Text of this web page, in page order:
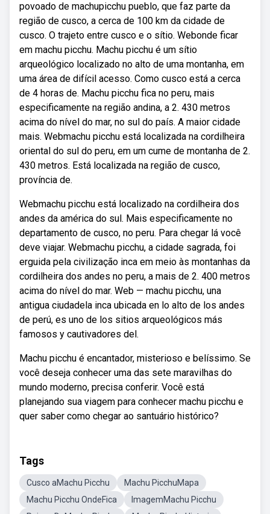
povoado de machupicchu pueblo, que faz parte da
região de cusco, a cerca de 100 km da cidade de
cusco. O trajeto entre cusco e o sítio. Webonde ficar
em machu picchu. Machu picchu é um sítio
arqueológico localizado no alto de uma montanha, em
uma área de difícil acesso. Como cusco está a cerca
de 4 horas de. Machu picchu fica no peru, mais
especificamente na região andina, a 2. 430 metros
acima do nível do mar, no sul do país. A maior cidade
mais. Webmachu picchu está localizada na cordilheira
oriental do sul do peru, em um cume de montanha de 2.
430 metros. Está localizada na região de cusco,
província de.
Webmachu picchu está localizado na cordilheira dos
andes da américa do sul. Mais especificamente no
departamento de cusco, no peru. Para chegar lá você
deve viajar. Webmachu picchu, a cidade sagrada, foi
erguida pela civilização inca em meio às montanhas da
cordilheira dos andes no peru, a mais de 2. 400 metros
acima do nível do mar. Web — machu picchu, una
antigua ciudadela inca ubicada en lo alto de los andes
de perú, es uno de los sitios arqueológicos más
famosos y cautivadores del.
Machu picchu é encantador, misterioso e belíssimo. Se
você deseja conhecer uma das sete maravilhas do
mundo moderno, precisa conferir. Você está
planejando sua viagem para conhecer machu picchu e
quer saber como chegar ao santuário histórico?
Tags
Cusco aMachu Picchu
Machu PicchuMapa
Machu Picchu OndeFica
ImagemMachu Picchu